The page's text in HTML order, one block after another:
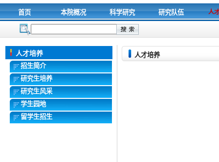
首页 本院概况 科学研究 研究队伍 人
人才培养
招生简介
研究生培养
研究生风采
学生园地
留学生招生
人才培养